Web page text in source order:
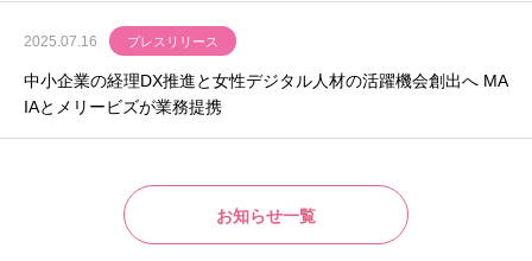
2025.07.16 プレスリリース
中小企業の経理DX推進と女性デジタル人材の活躍機会創出へ MA
IAとメリービズが業務提携
お知らせ一覧